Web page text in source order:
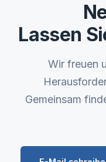
Lassen
Wir freuen
Gemeinsam